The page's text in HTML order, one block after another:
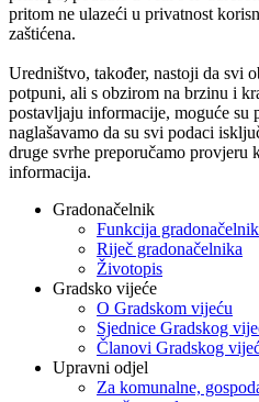
pritom ne ulazeći u privatnost
zaštićena.
Uredništvo, također, nastoji da svi
potpuni, ali s obzirom na brzinu i
postavljaju informacije, moguće su
naglašavamo da su svi podaci
druge svrhe preporučamo provjeru
informacija.
Gradonačelnik
Funkcija
Riječ gradonačelnika
Životopis
Gradsko vijeće
O Gradskom vijeću
Sjednice Gradskog
Članovi Gradskog
Upravni odjel
Za komunalne,